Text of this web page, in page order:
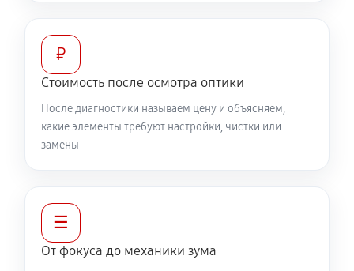
Протяжка соединений трансфокатора
Замена светофильтра объектива Canon EF 24-70mm
f/4L IS USM
₽
Стоимость после осмотра оптики
После диагностики называем цену и объясняем,
какие элементы требуют настройки, чистки или
замены
☰
От фокуса до механики зума